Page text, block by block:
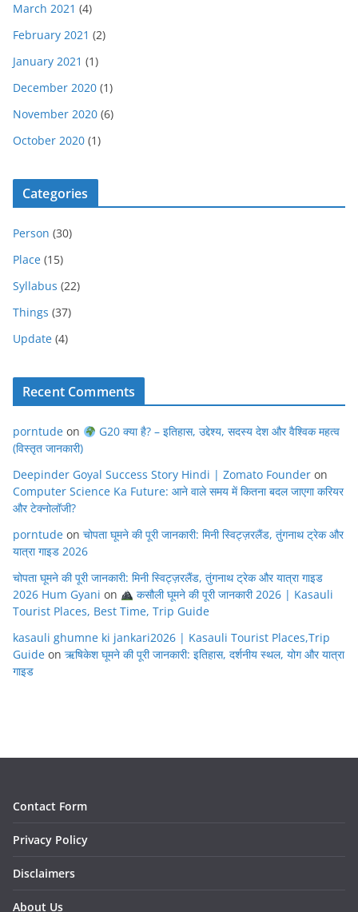
March 2021 (4)
February 2021 (2)
January 2021 (1)
December 2020 (1)
November 2020 (6)
October 2020 (1)
Categories
Person (30)
Place (15)
Syllabus (22)
Things (37)
Update (4)
Recent Comments
porntude on
G20 क्या है? – इतिहास, उद्देश्य, सदस्य देश और वैश्विक महत्व
(विस्तृत जानकारी)
Deepinder Goyal Success Story Hindi | Zomato Founder on
Computer Science Ka Future: आने वाले समय में कितना बदल जाएगा करियर
और टेक्नोलॉजी?
porntude on चोपता घूमने की पूरी जानकारी: मिनी स्विट्ज़रलैंड, तुंगनाथ ट्रेक और
यात्रा गाइड 2026
चोपता घूमने की पूरी जानकारी: मिनी स्विट्ज़रलैंड, तुंगनाथ ट्रेक और यात्रा गाइड
2026 Hum Gyani on
कसौली घूमने की पूरी जानकारी 2026 | Kasauli
Tourist Places, Best Time, Trip Guide
kasauli ghumne ki jankari2026 | Kasauli Tourist Places,Trip
Guide on ऋषिकेश घूमने की पूरी जानकारी: इतिहास, दर्शनीय स्थल, योग और यात्रा
गाइड
Contact Form
Privacy Policy
Disclaimers
About Us